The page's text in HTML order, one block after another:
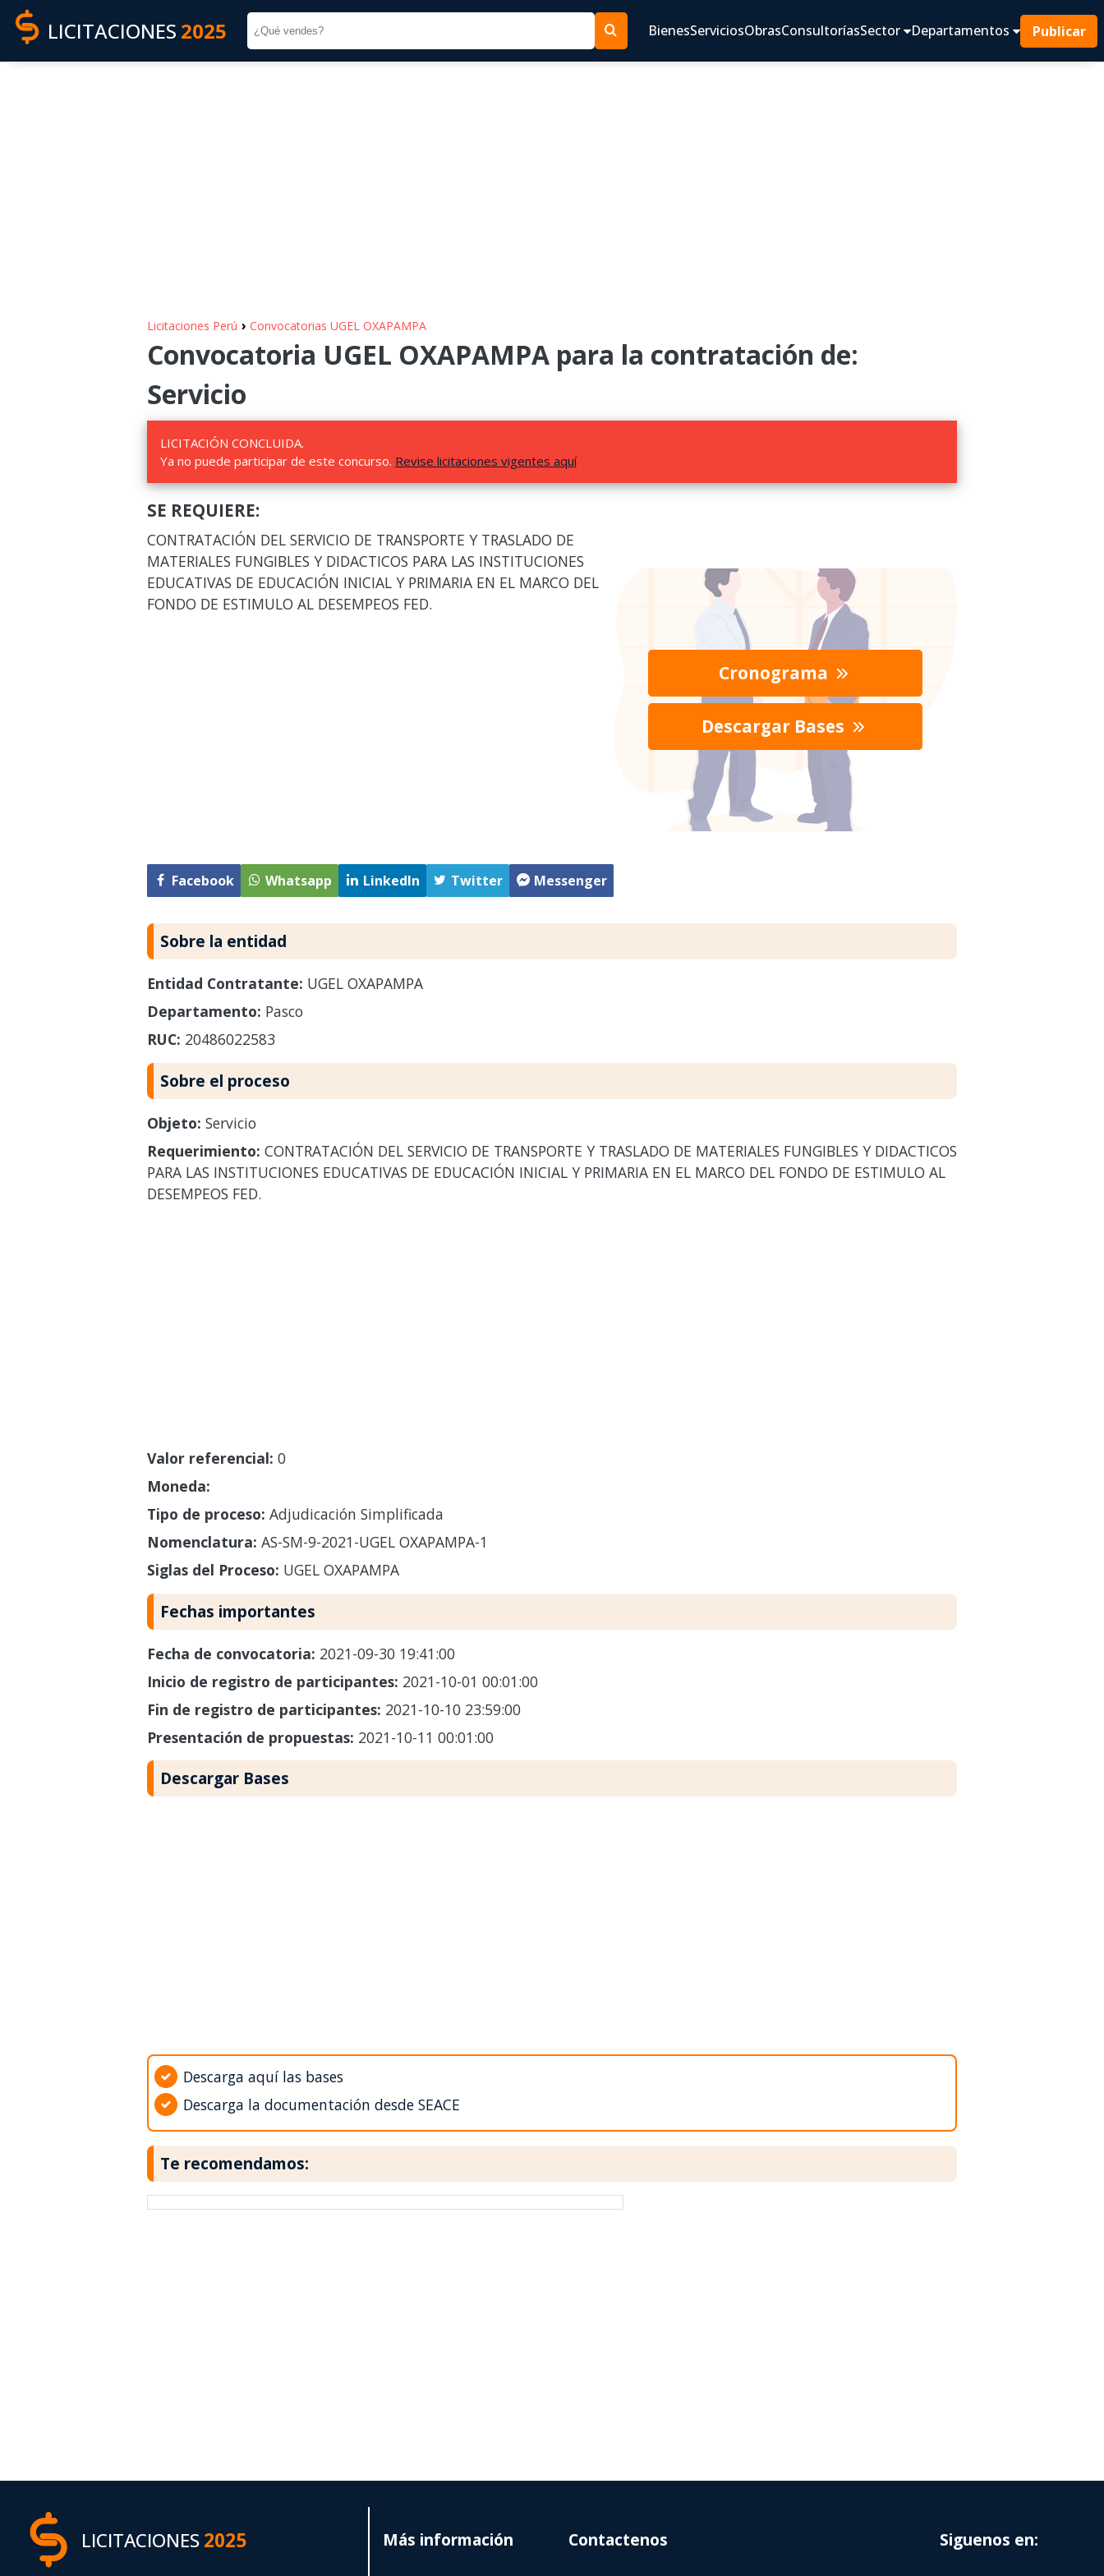
LICITACIONES 2025 BienesServiciosObrasConsultoríasSector Departamentos Publicar
Licitaciones Perú › Convocatorias UGEL OXAPAMPA
Convocatoria UGEL OXAPAMPA para la contratación de:
Servicio
LICITACIÓN CONCLUIDA.
Ya no puede participar de este concurso. Revise licitaciones vigentes aquí
SE REQUIERE:
CONTRATACIÓN DEL SERVICIO DE TRANSPORTE Y TRASLADO DE
MATERIALES FUNGIBLES Y DIDACTICOS PARA LAS INSTITUCIONES
EDUCATIVAS DE EDUCACIÓN INICIAL Y PRIMARIA EN EL MARCO DEL
FONDO DE ESTIMULO AL DESEMPEOS FED.
Facebook Whatsapp LinkedIn Twitter Messenger
Cronograma
Descargar Bases
Sobre la entidad
Entidad Contratante: UGEL OXAPAMPA
Departamento: Pasco
RUC: 20486022583
Sobre el proceso
Objeto: Servicio
Requerimiento: CONTRATACIÓN DEL SERVICIO DE TRANSPORTE Y TRASLADO DE MATERIALES FUNGIBLES Y DIDACTICOS
PARA LAS INSTITUCIONES EDUCATIVAS DE EDUCACIÓN INICIAL Y PRIMARIA EN EL MARCO DEL FONDO DE ESTIMULO AL
DESEMPEOS FED.
Valor referencial: 0
Moneda:
Tipo de proceso: Adjudicación Simplificada
Nomenclatura: AS-SM-9-2021-UGEL OXAPAMPA-1
Siglas del Proceso: UGEL OXAPAMPA
Fechas importantes
Fecha de convocatoria: 2021-09-30 19:41:00
Inicio de registro de participantes: 2021-10-01 00:01:00
Fin de registro de participantes: 2021-10-10 23:59:00
Presentación de propuestas: 2021-10-11 00:01:00
Descargar Bases
Descarga aquí las bases
Descarga la documentación desde SEACE
Te recomendamos:
LICITACIONES2025 Más información Contactenos Siguenos en: